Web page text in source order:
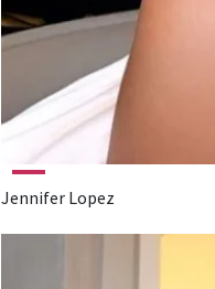
Jennifer Lopez